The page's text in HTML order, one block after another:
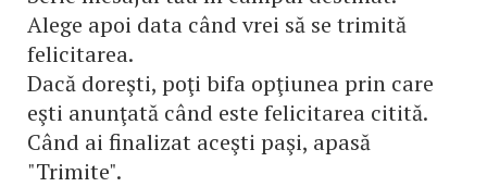
Alege apoi data când vrei să se trimită
felicitarea.
Dacă doreşti, poţi bifa opţiunea prin care
eşti anunţată când este felicitarea citită.
Când ai finalizat aceşti paşi, apasă
"Trimite".